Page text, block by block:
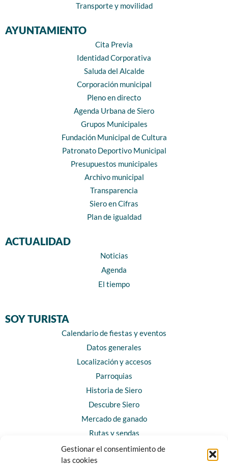
Gestionar el consentimiento de
las cookies
Transporte y movilidad
AYUNTAMIENTO
Cita Previa
Identidad Corporativa
Saluda del Alcalde
Corporación municipal
Pleno en directo
Agenda Urbana de Siero
Grupos Municipales
Fundación Municipal de Cultura
Patronato Deportivo Municipal
Presupuestos municipales
Archivo municipal
Transparencia
Siero en Cifras
Plan de igualdad
ACTUALIDAD
Noticias
Agenda
El tiempo
SOY TURISTA
Calendario de fiestas y eventos
Datos generales
Localización y accesos
Parroquias
Historia de Siero
Descubre Siero
Mercado de ganado
Rutas y sendas